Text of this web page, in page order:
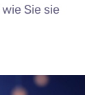
Sie sie